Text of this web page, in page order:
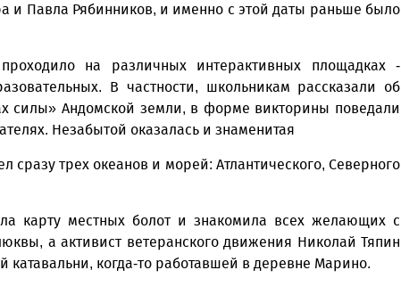
и Павла Рябинников, и именно с этой даты раньше было
на различных интерактивных площадках -
В частности, школьникам рассказали об
силы» Андомской земли, в форме викторины поведали
Незабытой оказалась и знаменитая
сразу трех океанов и морей: Атлантического, Северного
карту местных болот и знакомила всех желающих с
а активист ветеранского движения Николай Тяпин
катавальни, когда-то работавшей в деревне Марино.